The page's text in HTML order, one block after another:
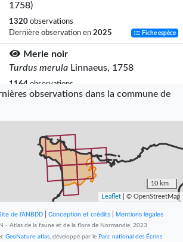
1758)
1320 observations
Dernière observation en 2025 Fiche espèce
Merle noir
Turdus merula Linnaeus, 1758
1164 observations
Dernière observation en2026 Fiche espèce
observations
Dernière observation en2025 Fiche espèce
Tarier pâtre
Saxicola rubicola(Linnaeus, 1766)
Dernière observation en
observations dans la commune de
10 km
Leaflet | © OpenStreetMap
de l'ANBDD Conception et crédits Mentions légales
- Atlas de la faune et de la flore de Normandie, 2023
GeoNature-atlas, développé par le Parc national des Écrins